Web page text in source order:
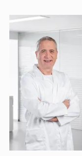
Mikronisierte
Balneotherapie
regenerierende
regenerierende